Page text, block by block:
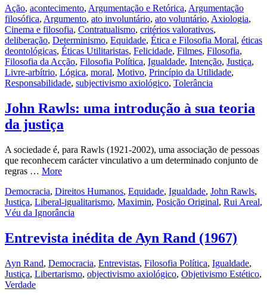
Ação, acontecimento, Argumentação e Retórica, Argumentação
filosófica, Argumento, ato involuntário, ato voluntário, Axiologia,
Cinema e filosofia, Contratualismo, critérios valorativos,
deliberação, Determinismo, Equidade, Ética e Filosofia Moral, éticas
deontológicas, Éticas Utilitaristas, Felicidade, Filmes, Filosofia,
Filosofia da Acção, Filosofia Política, Igualdade, Intenção, Justiça,
Livre-arbítrio, Lógica, moral, Motivo, Princípio da Utilidade,
Responsabilidade, subjectivismo axiológico, Tolerância
John Rawls: uma introdução à sua teoria
da justiça
A sociedade é, para Rawls (1921-2002), uma associação de pessoas
que reconhecem carácter vinculativo a um determinado conjunto de
regras … More
Democracia, Direitos Humanos, Equidade, Igualdade, John Rawls,
Justiça, Liberal-igualitarismo, Maximin, Posição Original, Rui Areal,
Véu da Ignorância
Entrevista inédita de Ayn Rand (1967)
Ayn Rand, Democracia, Entrevistas, Filosofia Política, Igualdade,
Justiça, Libertarismo, objectivismo axiológico, Objetivismo Estético,
Verdade